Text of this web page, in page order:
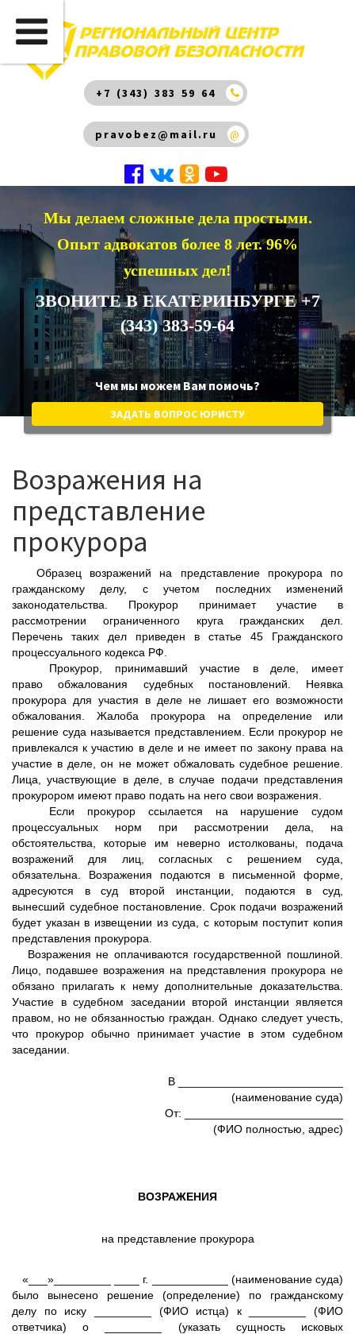
+7 (343) 383 59 64
pravobez@mail.ru @
Мы делаем сложные дела простыми.
Опыт адвокатов более 8 лет. 96%
успешных дел!
ЗВОНИТЕ В ЕКАТЕРИНБУРГЕ +7
(343) 383-59-64
Чем мы можем Вам помочь?
ЗАДАТЬ ВОПРОС ЮРИСТУ
Возражения на
представление
прокурора
Образец возражений на представление прокурора по
гражданскому делу, с учетом последних изменений
законодательства. Прокурор принимает участие в
рассмотрении ограниченного круга гражданских дел.
Перечень таких дел приведен в статье 45 Гражданского
процессуального кодекса РФ.
Прокурор, принимавший участие в деле, имеет
право обжалования судебных постановлений. Неявка
прокурора для участия в деле не лишает его возможности
обжалования. Жалоба прокурора на определение или
решение суда называется представлением. Если прокурор не
привлекался к участию в деле и не имеет по закону права на
участие в деле, он не может обжаловать судебное решение.
Лица, участвующие в деле, в случае подачи представления
прокурором имеют право подать на него свои возражения.
Если прокурор ссылается на нарушение судом
процессуальных норм при рассмотрении дела, на
обстоятельства, которые им неверно истолкованы, подача
возражений для лиц, согласных с решением суда,
обязательна. Возражения подаются в письменной форме,
адресуются в суд второй инстанции, подаются в суд,
вынесший судебное постановление. Срок подачи возражений
будет указан в извещении из суда, с которым поступит копия
представления прокурора.
Возражения не оплачиваются государственной пошлиной.
Лицо, подавшее возражения на представления прокурора не
обязано прилагать к нему дополнительные доказательства.
Участие в судебном заседании второй инстанции является
правом, но не обязанностью граждан. Однако следует учесть,
что прокурор обычно принимает участие в этом судебном
заседании.
В __________________________
(наименование суда)
От: _________________________
(ФИО полностью, адрес)
ВОЗРАЖЕНИЯ
на представление прокурора
«___»_________ ____ г. ____________ (наименование суда)
было вынесено решение (определение) по гражданскому
делу по иску _________ (ФИО истца) к _________ (ФИО
ответчика) о _________ (указать сущность исковых